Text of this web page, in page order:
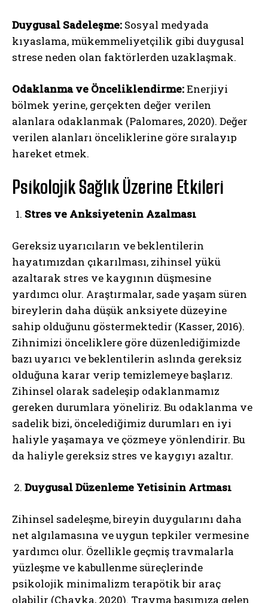
Duygusal Sadeleşme: Sosyal medyada
kıyaslama, mükemmeliyetçilik gibi duygusal
strese neden olan faktörlerden uzaklaşmak.
Odaklanma ve Önceliklendirme:Enerjiyi
bölmek yerine, gerçekten değer verilen
alanlara odaklanmak (Palomares, 2020). Değer
verilen alanları önceliklerine göre sıralayıp
hareket etmek.
Psikolojik Sağlık Üzerine Etkileri
Stres ve Anksiyetenin Azalması
Gereksiz uyarıcıların ve beklentilerin
hayatımızdan çıkarılması, zihinsel yükü
azaltarak stres ve kaygının düşmesine
yardımcı olur. Araştırmalar, sade yaşam süren
bireylerin daha düşük anksiyete düzeyine
sahip olduğunu göstermektedir (Kasser, 2016).
Zihnimizi önceliklere göre düzenlediğimizde
bazı uyarıcı ve beklentilerin aslında gereksiz
olduğuna karar verip temizlemeye başlarız.
Zihinsel olarak sadeleşip odaklanmamız
gereken durumlara yöneliriz. Bu odaklanma ve
sadelik bizi, öncelediğimiz durumları en iyi
haliyle yaşamaya ve çözmeye yönlendirir. Bu
da haliyle gereksiz stres ve kaygıyı azaltır.
Duygusal Düzenleme Yetisinin Artması
Zihinsel sadeleşme, bireyin duygularını daha
net algılamasına ve uygun tepkiler vermesine
yardımcı olur. Özellikle geçmiş travmalarla
yüzleşme ve kabullenme süreçlerinde
psikolojik minimalizm terapötik bir araç
olabilir (Chayka, 2020). Travma başımıza gelen